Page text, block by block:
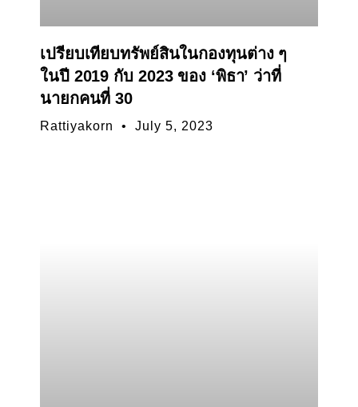
เปรียบเทียบทรัพย์สินในกองทุนต่าง ๆ
ในปี 2019 กับ 2023 ของ ‘พิธา’ ว่าที่
นายกคนที่ 30
Rattiyakorn July 5, 2023